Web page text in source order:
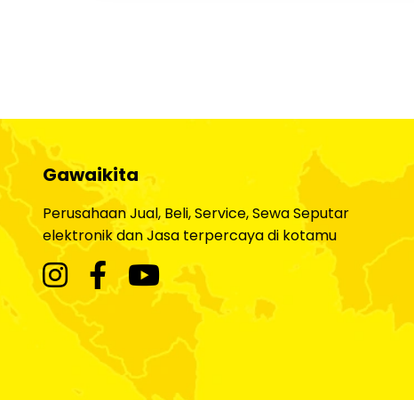
Gawaikita
Perusahaan Jual, Beli, Service, Sewa Seputar
elektronik dan Jasa terpercaya di kotamu